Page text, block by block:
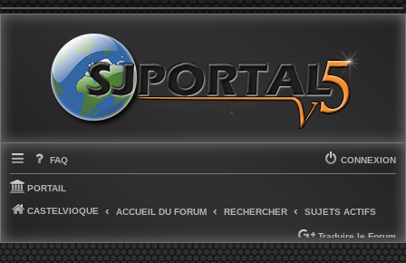
FAQ CONNEXION
PORTAIL
CASTELVIOQUE ACCUEIL DU FORUM RECHERCHER SUJETS ACTIFS
Traduire le Forum